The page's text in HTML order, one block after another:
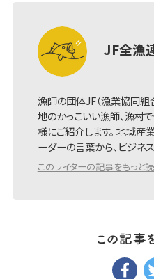
JF全漁
漁師の団体JF（漁業協同組
地のかっこいい漁師、漁村
様にご紹介します。 地域産
ーダーの言葉から、ビジ
このライターの記事をもっと